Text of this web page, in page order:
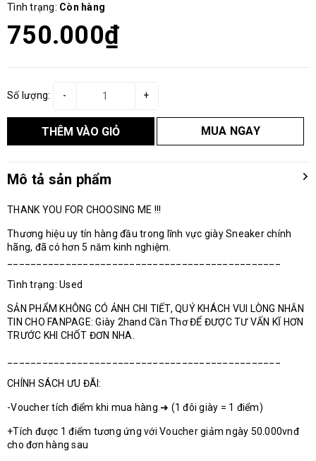
Tình trạng: Còn hàng
750.000₫
Số lượng: +
-
THÊM VÀO GIỎ MUA NGAY
Mô tả sản phẩm
THANK YOU FOR CHOOSING ME !!!
Thương hiệu uy tín hàng đầu trong lĩnh vực giày Sneaker chính
hãng, đã có hơn 5 năm kinh nghiệm.
Tình trạng: Used
SẢN PHẨM KHÔNG CÓ ẢNH CHI TIẾT, QUÝ KHÁCH VUI LÒNG NHẮN
TIN CHO FANPAGE: Giày 2hand Cần Thơ ĐỂ ĐƯỢC TƯ VẤN KĨ HƠN
TRƯỚC KHI CHỐT ĐƠN NHA.
CHÍNH SÁCH ƯU ĐÃI:
-Voucher tích điểm khi mua hàng ➜ (1 đôi giày = 1 điểm)
+Tích được 1 điểm tương ứng với Voucher giảm ngày 50.000vnđ
cho đơn hàng sau